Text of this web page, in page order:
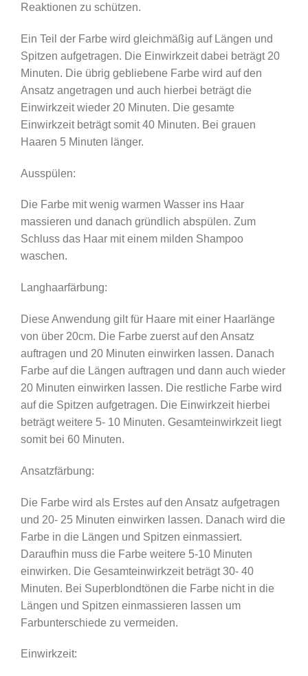
Reaktionen zu schützen.
Ein Teil der Farbe wird gleichmäßig auf Längen und
Spitzen aufgetragen. Die Einwirkzeit dabei beträgt 20
Minuten. Die übrig gebliebene Farbe wird auf den
Ansatz angetragen und auch hierbei beträgt die
Einwirkzeit wieder 20 Minuten. Die gesamte
Einwirkzeit beträgt somit 40 Minuten. Bei grauen
Haaren 5 Minuten länger.
Ausspülen:
Die Farbe mit wenig warmen Wasser ins Haar
massieren und danach gründlich abspülen. Zum
Schluss das Haar mit einem milden Shampoo
waschen.
Langhaarfärbung:
Diese Anwendung gilt für Haare mit einer Haarlänge
von über 20cm. Die Farbe zuerst auf den Ansatz
auftragen und 20 Minuten einwirken lassen. Danach
Farbe auf die Längen auftragen und dann auch wieder
20 Minuten einwirken lassen. Die restliche Farbe wird
auf die Spitzen aufgetragen. Die Einwirkzeit hierbei
beträgt weitere 5- 10 Minuten. Gesamteinwirkzeit liegt
somit bei 60 Minuten.
Ansatzfärbung:
Die Farbe wird als Erstes auf den Ansatz aufgetragen
und 20- 25 Minuten einwirken lassen. Danach wird die
Farbe in die Längen und Spitzen einmassiert.
Daraufhin muss die Farbe weitere 5-10 Minuten
einwirken. Die Gesamteinwirkzeit beträgt 30- 40
Minuten. Bei Superblondtönen die Farbe nicht in die
Längen und Spitzen einmassieren lassen um
Farbunterschiede zu vermeiden.
Einwirkzeit: